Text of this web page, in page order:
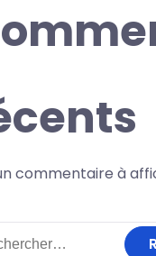
commentaire à